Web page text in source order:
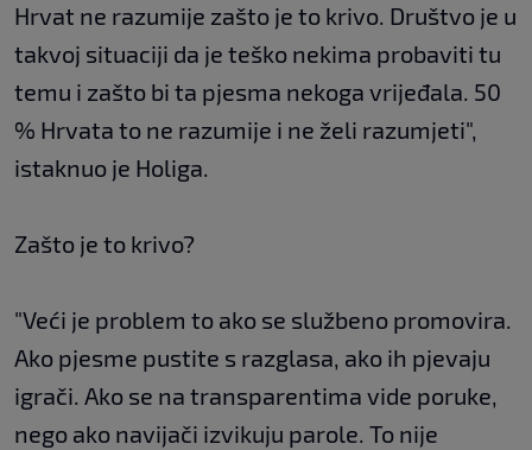
Hrvat ne razumije zašto je to krivo. Društvo je u
takvoj situaciji da je teško nekima probaviti tu
temu i zašto bi ta pjesma nekoga vrijeđala. 50
% Hrvata to ne razumije i ne želi razumjeti",
istaknuo je Holiga.
Zašto je to krivo?
"Veći je problem to ako se službeno promovira.
Ako pjesme pustite s razglasa, ako ih pjevaju
igrači. Ako se na transparentima vide poruke,
nego ako navijači izvikuju parole. To nije